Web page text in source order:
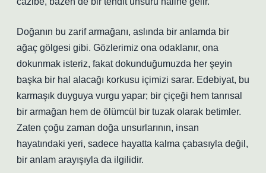
Doğanın bu zarif armağanı, aslında bir anlamda bir
ağaç gölgesi gibi. Gözlerimiz ona odaklanır, ona
dokunmak isteriz, fakat dokunduğumuzda her şeyin
başka bir hal alacağı korkusu içimizi sarar. Edebiyat, bu
karmaşık duyguya vurgu yapar; bir çiçeği hem tanrısal
bir armağan hem de ölümcül bir tuzak olarak betimler.
Zaten çoğu zaman doğa unsurlarının, insan
hayatındaki yeri, sadece hayatta kalma çabasıyla değil,
bir anlam arayışıyla da ilgilidir.